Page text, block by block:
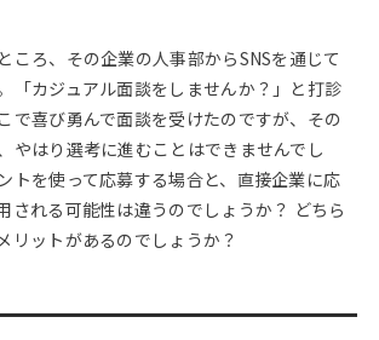
ころ、その企業の人事部からSNSを通じて
「カジュアル面談をしませんか？」と打診
で喜び勇んで面談を受けたのですが、その
やはり選考に進むことはできませんでし
トを使って応募する場合と、直接企業に応
される可能性は違うのでしょうか？ どちら
リットがあるのでしょうか？